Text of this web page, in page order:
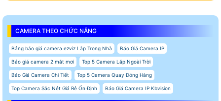
CAMERA THEO CHỨC NĂNG
Bảng báo giá camera ezviz Lắp Trong Nhà Báo Giá Camera IP
Báo giá camera 2 mắt mơi Top 5 Camera Lắp Ngoài Trời
Báo Giá Camera Chi Tiết Top 5 Camera Quay Đóng Hàng
Top Camera Sắc Nét Giá Rẻ Ổn Định Báo Giá Camera IP Kbvision